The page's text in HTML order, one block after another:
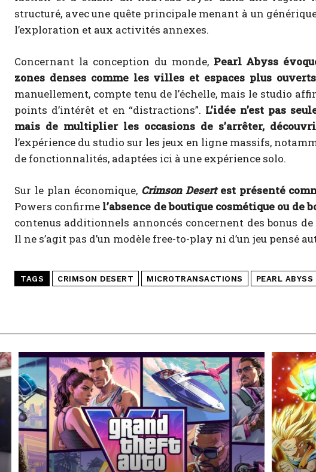
structuré, avec une quête principale menant à un
l’exploration et aux activités annexes.
Concernant la conception du monde, Pearl Abyss
zones denses comme les villes et espaces plus
manuellement, compte tenu de l’échelle, mais le studio
points d’intérêt et en “distractions”. L’idée n’est pas
mais de multiplier les occasions de s’arrêter,
l’expérience du studio sur les jeux en ligne massifs,
de fonctionnalités, adaptées ici à une expérience solo.
Sur le plan économique, Crimson Desertest présenté
Powers confirme l’absence de boutique cosmétique ou de
contenus additionnels annoncés concernent des bonus
Il ne s’agit pas d’un modèle free-to-play ni d’un jeu pensé
TAGS CRIMSON DESERT MICROTRANSACTIONS PEARL ABYSS